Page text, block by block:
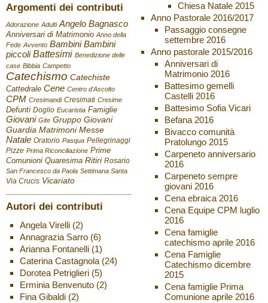
Argomenti dei contributi
Adorazione Adulti Angelo Bagnasco
Anniversari di Matrimonio Anno della
Fede Avvento Bambini Bambini
piccoli Battesimi Benedizione delle
case Bibbia Campetto
Catechismo Catechiste
Cattedrale Cene Centro d'Ascolto
CPM Cresimandi Cresimati Cresime
Defunti Doglio Eucaristia Famiglie
Giovani Gite Gruppo Giovani
Guardia Matrimoni Messe
Natale Oratorio Pasqua Pellegrinaggi
Pizze Prima Riconciliazione Prime
Comunioni Quaresima Ritiri Rosario
San Francesco da Paola Settimana Santa
Via Crucis Vicariato
Autori dei contributi
Angela Virelli(2)
Annagrazia Sarro(6)
Arianna Fontanelli(1)
Caterina Castagnola(24)
Dorotea Petriglieri(5)
Erminia Benvenuto(2)
Fina Gibaldi(2)
Chiesa Natale 2015
Anno Pastorale 2016/2017
Passaggio consegne
settembre 2016
Anno pastorale 2015/2016
Anniversari di
Matrimonio 2016
Battesimo gemelli
Castelli 2016
Battesimo Sofia Vicari
Befana 2016
Bivacco comunità
Pratolungo 2015
Carpeneto anniversario
2016
Carpeneto sempre
giovani 2016
Cena ebraica 2016
Cena Equipe CPM luglio
2016
Cena famiglie
catechismo aprile 2016
Cena Famiglie
Catechismo dicembre
2015
Cena famiglie Prima
Comunione aprile 2016